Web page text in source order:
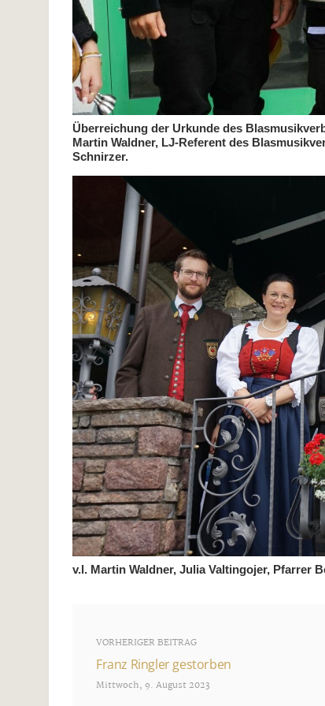
Überreichung der Urkunde des
Martin Waldner, LJ-Referent des
Schnirzer.
v.l. Martin Waldner, Julia Valtingojer, Pfarrer
VORHERIGER BEITRAG
Franz Ringler gestorben
Mittwoch, 9. August 2023